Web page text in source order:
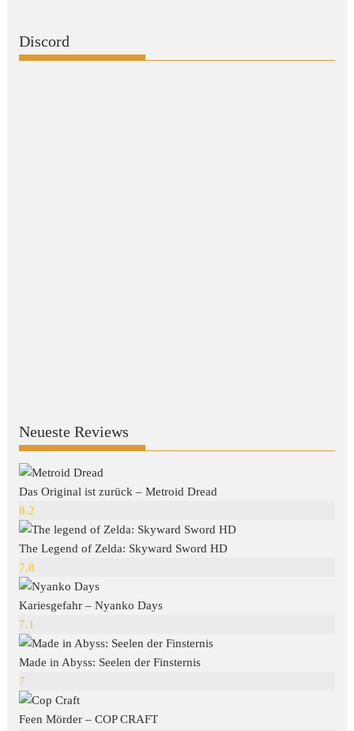
Discord
Neueste Reviews
Das Original ist zurück – Metroid Dread
8.2
The Legend of Zelda: Skyward Sword HD
7.8
Kariesgefahr – Nyanko Days
7.1
Made in Abyss: Seelen der Finsternis
7
Feen Mörder – COP CRAFT